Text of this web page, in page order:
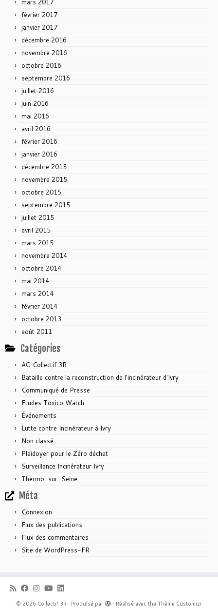
mars 2017
février 2017
janvier 2017
décembre 2016
novembre 2016
octobre 2016
septembre 2016
juillet 2016
juin 2016
mai 2016
avril 2016
février 2016
janvier 2016
décembre 2015
novembre 2015
octobre 2015
septembre 2015
juillet 2015
avril 2015
mars 2015
novembre 2014
octobre 2014
mai 2014
mars 2014
février 2014
octobre 2013
août 2011
Catégories
AG Collectif 3R
Bataille contre la reconstruction de l'incinérateur d'Ivry
Communiqué de Presse
Etudes Toxico Watch
Événements
Lutte contre Incinérateur à Ivry
Non classé
Plaidoyer pour le Zéro déchet
Surveillance Incinérateur Ivry
Thermo-sur-Seine
Méta
Connexion
Flux des publications
Flux des commentaires
Site de WordPress-FR
· © 2026 Collectif 3R · Propulsé par · Réalisé avec the Thème Customizr·